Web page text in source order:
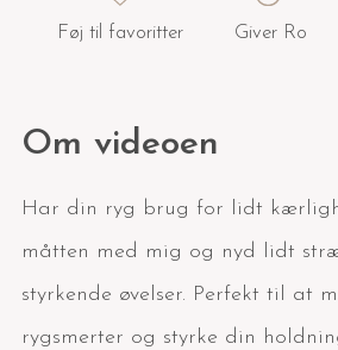
Føj til favoritter Giver Ro
Om videoen
Har din ryg brug for lidt
måtten med mig og nyd lidt
styrkende øvelser. Perfekt til at
rygsmerter og styrke din